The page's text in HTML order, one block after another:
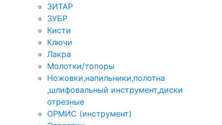
ЗИТАР
ЗУБР
Кисти
Ключи
Лакра
Молотки/топоры
Ножовки,напильники,полотна
,шлифовальный инструмент,диски
отрезные
ОРМИС (инструмент)